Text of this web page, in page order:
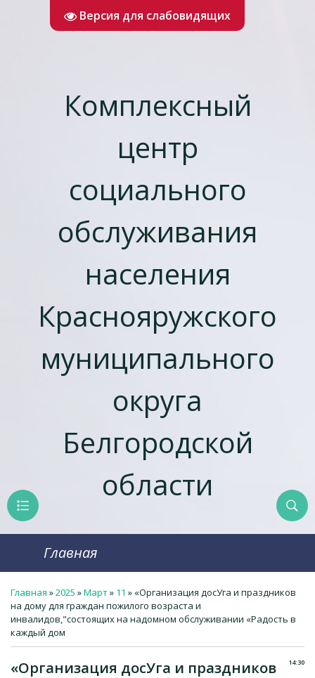
Версия для слабовидящих
Комплексный
центр
социального
обслуживания
населения
Краснояружcкого
муниципального
округа
Белгородской
области
Главная
Главная »2025 »Март» 11 » «Организация досУга и праздников
на дому для граждан пожилого возраста и
инвалидов,"состоящих на надомном обслуживании «Радость в
каждый дом
14:30
«Организация досУга и праздников